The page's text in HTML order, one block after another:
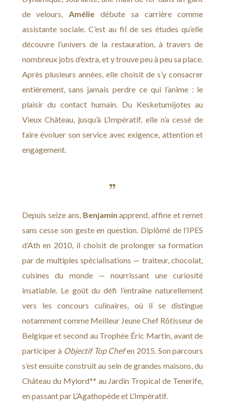
de velours, Amélie débute sa carrière comme
assistante sociale. C’est au fil de ses études qu’elle
découvre l’univers de la restauration, à travers de
nombreux jobs d’extra, et y trouve peu à peu sa place.
Après plusieurs années, elle choisit de s’y consacrer
entièrement, sans jamais perdre ce qui l’anime : le
plaisir du contact humain. Du Kesketumijotes au
Vieux Château, jusqu’à L’Impératif, elle n’a cessé de
faire évoluer son service avec exigence, attention et
engagement.
Depuis seize ans, Benjamin apprend, affine et remet
sans cesse son geste en question. Diplômé de l’IPES
d’Ath en 2010, il choisit de prolonger sa formation
par de multiples spécialisations — traiteur, chocolat,
cuisines du monde — nourrissant une curiosité
insatiable. Le goût du défi l’entraîne naturellement
vers les concours culinaires, où il se distingue
notamment comme Meilleur Jeune Chef Rôtisseur de
Belgique et second au Trophée Éric Martin, avant de
participer à Objectif Top Chefen 2015. Son parcours
s’est ensuite construit au sein de grandes maisons, du
Château du Mylord** au Jardin Tropical de Tenerife,
en passant par L’Agathopède et L’Impératif.